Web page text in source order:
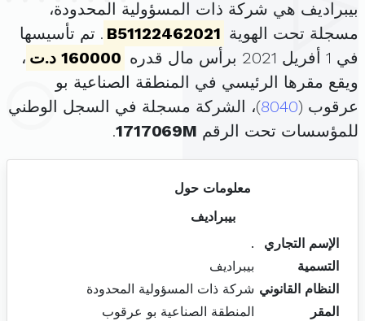
بيبراديف هي شركة ذات المسؤولية المحدودة،
مسجلة تحت الهوية B51122462021 . تم تأسيسها
في 1 أفريل 2021 برأس مال قدره
160000 د.ت
،
ويقع مقرها الرئيسي في المنطقة الصناعية بو
عرقوب (8040)، الشركة مسجلة في السجل الوطني
للمؤسسات تحت الرقم 1717069M
.
معلومات حول
بيبراديف
الإسم التجاري
.
التسمية
بيبراديف
النظام القانوني شركة ذات المسؤولية المحدودة
المقر
المنطقة الصناعية بو عرقوب